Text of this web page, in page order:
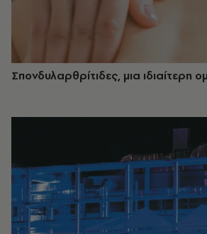
Σπονδυλαρθρίτιδες, μια